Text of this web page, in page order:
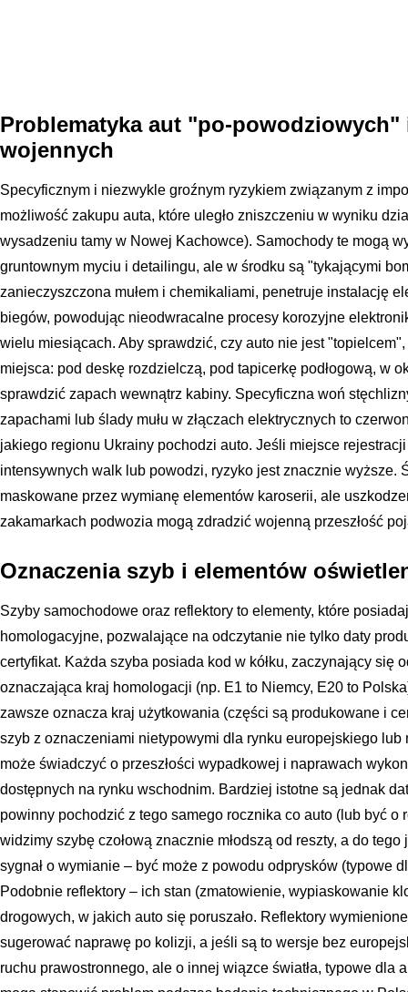
Problematyka aut "po-powodziowych"
wojennych
Specyficznym i niezwykle groźnym ryzykiem związanym z
możliwość zakupu auta, które uległo zniszczeniu w wyniku
wysadzeniu tamy w Nowej Kachowce). Samochody te mogą
gruntownym myciu i detailingu, ale w środku są "tykającymi
zanieczyszczona mułem i chemikaliami, penetruje instalację
biegów, powodując nieodwracalne procesy korozyjne
wielu miesiącach. Aby sprawdzić, czy auto nie jest
miejsca: pod deskę rozdzielczą, pod tapicerkę podłogową, w
sprawdzić zapach wewnątrz kabiny. Specyficzna woń
zapachami lub ślady mułu w złączach elektrycznych to
jakiego regionu Ukrainy pochodzi auto. Jeśli miejsce
intensywnych walk lub powodzi, ryzyko jest znacznie wyższe.
maskowane przez wymianę elementów karoserii, ale
zakamarkach podwozia mogą zdradzić wojenną przeszłość
Oznaczenia szyb i elementów
Szyby samochodowe oraz reflektory to elementy, które
homologacyjne, pozwalające na odczytanie nie tylko daty
certyfikat. Każda szyba posiada kod w kółku, zaczynający się
oznaczająca kraj homologacji (np. E1 to Niemcy, E20 to
zawsze oznacza kraj użytkowania (części są produkowane i
szyb z oznaczeniami nietypowymi dla rynku europejskiego
może świadczyć o przeszłości wypadkowej i naprawach
dostępnych na rynku wschodnim. Bardziej istotne są jednak
powinny pochodzić z tego samego rocznika co auto (lub być o
widzimy szybę czołową znacznie młodszą od reszty, a do
sygnał o wymianie – być może z powodu odprysków (typowe
Podobnie reflektory – ich stan (zmatowienie, wypiaskowanie
drogowych, w jakich auto się poruszało. Reflektory
sugerować naprawę po kolizji, a jeśli są to wersje bez
ruchu prawostronnego, ale o innej wiązce światła, typowe dla